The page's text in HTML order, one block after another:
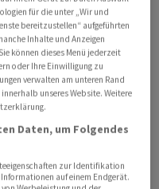
will die wichtigsten
KMU in einer
Helvo in einer
Buchhaltung
für die unter „Wir und
bereitzustellen“ aufgeführten
Inhalte und Anzeigen
können dieses Menü jederzeit
oder Ihre Einwilligung zu
verwalten am unteren Rand
unseres Website. Weitere
Daten, um Folgendes
zur Identifikation
auf einem Endgerät.